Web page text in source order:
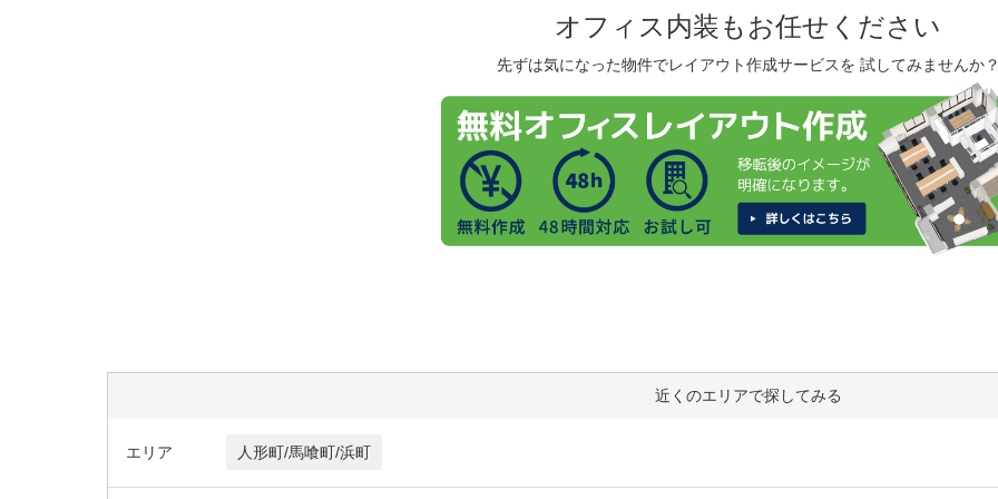
オフィス内装もお任せください
先ずは気になった物件でレイアウト作成サービスを 試してみませんか
近くのエリアで探してみる
エリア 人形町/馬喰町/浜町